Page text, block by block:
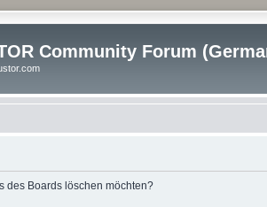
Community Forum
des Boards löschen möchten?